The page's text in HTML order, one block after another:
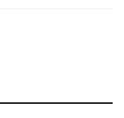
Marienborn
"Der Osten ein Gefühl"